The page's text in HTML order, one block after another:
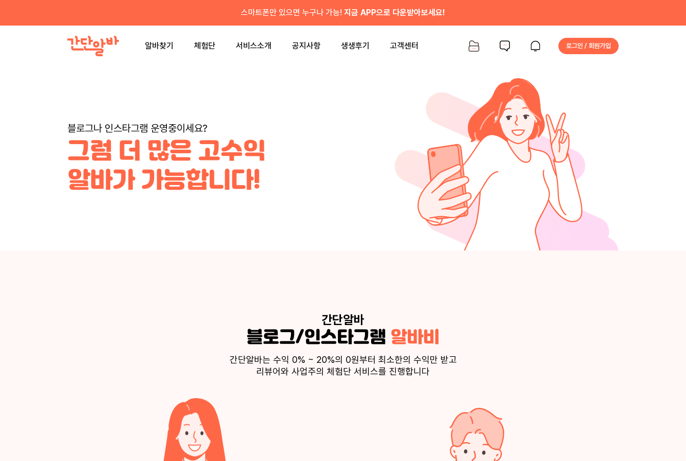
스마트폰만 있으면 누구나 가능! 지금 APP으로 다운받아보세요!
알바찾기 체험단 서비스소개 공지사항 생생후기 고객센터 로그인 / 회원가입
블로그나 인스타그램 운영중이세요?
그럼 더 많은 고수익
알바가 가능합니다!
간단알바
블로그/인스타그램 알바비
간단알바는 수익 0% ~ 20%의 0원부터 최소한의 수익만 받고
리뷰어와 사업주의 체험단 서비스를 진행합니다